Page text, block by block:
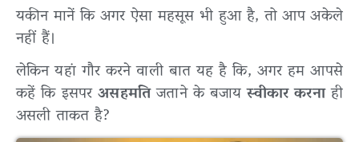
यकीन मानें कि अगर ऐसा महसूस भी हुआ है, तो आप अकेले
नहीं हैं।
लेकिन यहां गौर करने वाली बात यह है कि, अगर हम आपसे
कहें कि इसपरअसहमतिजताने के बजायस्वीकार करनाही
असली ताकत है?